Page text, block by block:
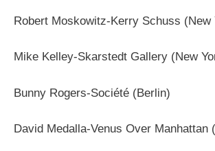
Robert Moskowitz-Kerry Schuss (New
Mike Kelley-Skarstedt Gallery (New
Bunny Rogers-Société (Berlin)
David Medalla-Venus Over Manhattan